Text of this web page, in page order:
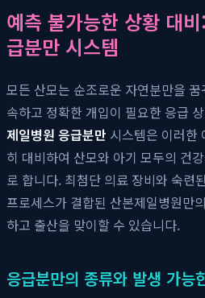
예측 불가능한 상황 대
급분만 시스템
모든 산모는 순조로운 자연분만을
속하고 정확한 개입이 필요한 응급
제일병원 응급분만 시스템은 이러한
히 대비하여 산모와 아기 모두의 건
로 합니다. 최첨단 의료 장비와 숙련
프로세스가 결합된 산본제일병원만
하고 출산을 맞이할 수 있습니다.
응급분만의 종류와 발생 가능